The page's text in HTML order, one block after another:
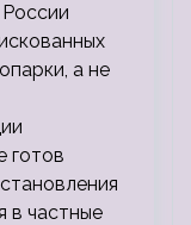
а не
готов
в частные